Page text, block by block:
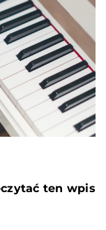
ten wpis